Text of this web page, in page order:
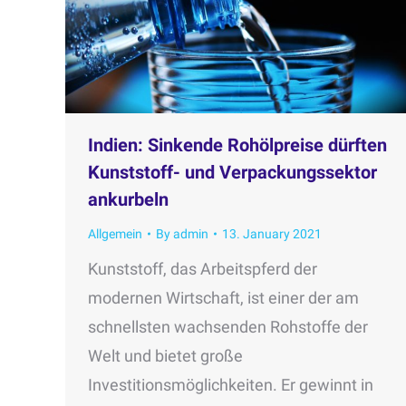
Indien: Sinkende Rohölpreise dürften
Kunststoff- und Verpackungssektor
ankurbeln
Allgemein Byadmin 13. January 2021
Kunststoff, das Arbeitspferd der
modernen Wirtschaft, ist einer der am
schnellsten wachsenden Rohstoffe der
Welt und bietet große
Investitionsmöglichkeiten. Er gewinnt in